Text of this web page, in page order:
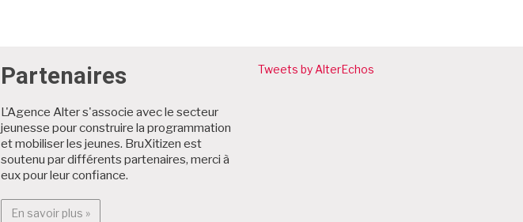
Partenaires
L'Agence Alter s'associe avec le secteur
jeunesse pour construire la programmation
et mobiliser les jeunes. BruXitizen est
soutenu par différents partenaires, merci à
eux pour leur confiance.
En savoir plus »En savoir plus : Partenaires
Tweets by AlterEchos